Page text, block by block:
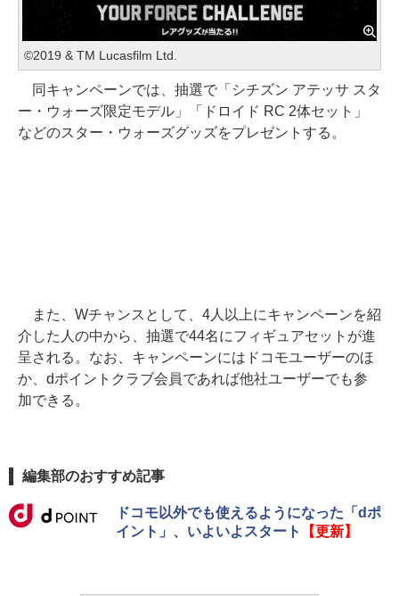
©2019 & TM Lucasfilm Ltd.
同キャンペーンでは、抽選で「シチズン アテッサ スタ
ー・ウォーズ限定モデル」「ドロイド RC 2体セット」
などのスター・ウォーズグッズをプレゼントする。
また、Wチャンスとして、4人以上にキャンペーンを紹
介した人の中から、抽選で44名にフィギュアセットが進
呈される。なお、キャンペーンにはドコモユーザーのほ
か、dポイントクラブ会員であれば他社ユーザーでも参
加できる。
編集部のおすすめ記事
ドコモ以外でも使えるようになった「dポ
イント」、いよいよスタート
【更新】